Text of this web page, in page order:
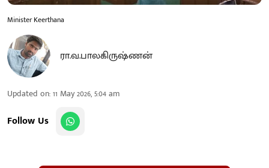
Minister Keerthana
ரா.வ.பாலகிருஷ்ணன்
Updated on:11 May 2026, 5:04 am
Follow Us